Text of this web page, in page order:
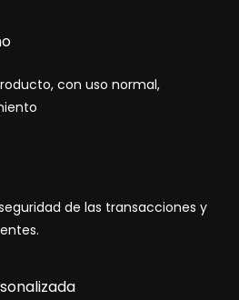
con uso normal,
de las transacciones y